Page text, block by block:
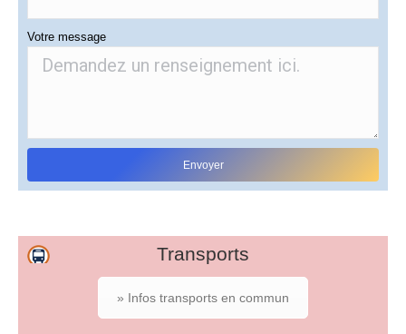
Votre message
Transports
» Infos transports en commun